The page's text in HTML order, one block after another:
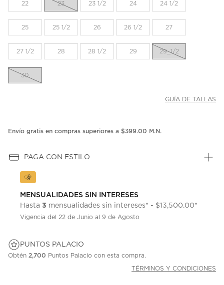
22 23 23 1/2 24 24 1/2
25 25 1/2 26 26 1/2 27
27 1/2 28 28 1/2 29 29_1/2
30
GUÍA DE TALLAS
Envío gratis en compras superiores a $399.00 M.N.
PAGA CON ESTILO
MENSUALIDADES SIN INTERESES
Hasta 3 mensualidades sin intereses* - $13,500.00*
Vigencia del 22 de Junio al 9 de Agosto
PUNTOS PALACIO
Obtén 2,700 Puntos Palacio con esta compra.
TÉRMINOS Y CONDICIONES